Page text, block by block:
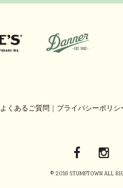
よくあるご質問 プライバシーポリシ
© 2016 STUMPTOWN ALL